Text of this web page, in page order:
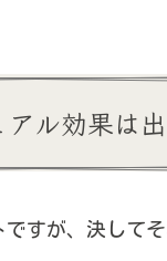
ル効果は
すが、決してそ